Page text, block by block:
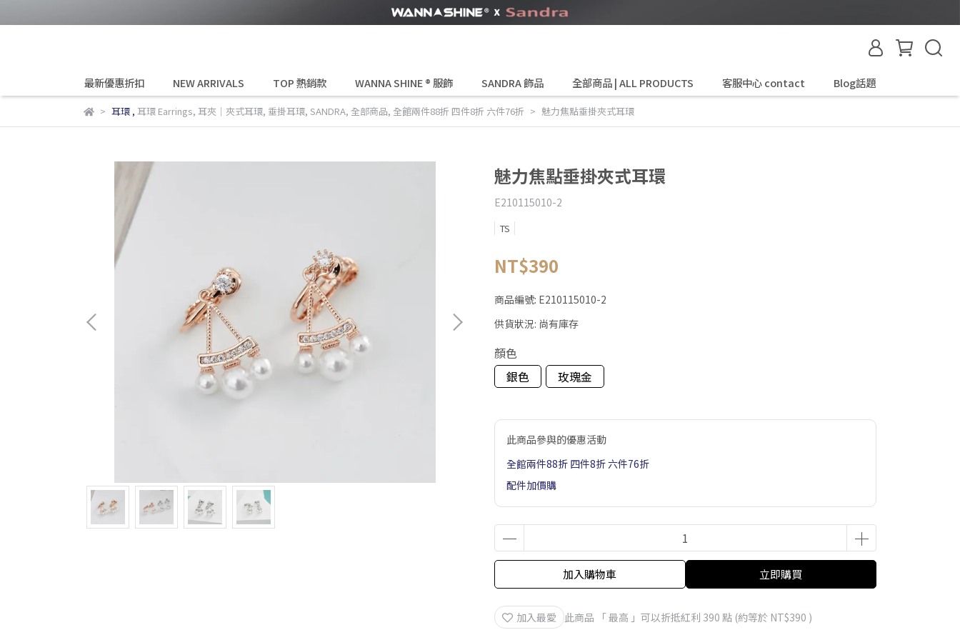
最新優惠折扣 NEW ARRIVALS TOP 熱銷款 WANNA SHINE ® 服飾 SANDRA 飾品 全部商品 | ALL PRODUCTS 客服中心 contact Blog話題
耳環, 耳環 Earrings, 耳夾│夾式耳環, 垂掛耳環, SANDRA, 全部商品, 全館兩件88折 四件8折 六件76折 魅力焦點垂掛夾式耳環
魅力焦點垂掛夾式耳環
E210115010-2
TS
NT$390
商品編號: E210115010-2
供貨狀況: 尚有庫存
顏色
銀色
玫瑰金
此商品參與的優惠活動
全館兩件88折 四件8折 六件76折
配件加價購
加入購物車 立即購買
加入最愛 此商品 「 最高 」可以折抵紅利 390 點 (約等於 NT$390 )